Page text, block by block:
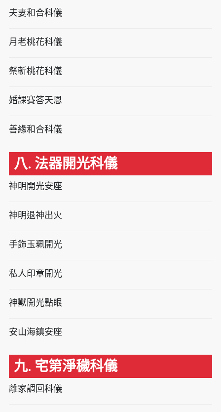
夫妻和合科儀
月老桃花科儀
祭斬桃花科儀
婚課賽答天恩
善緣和合科儀
八. 法器開光科儀
神明開光安座
神明退神出火
手飾玉珮開光
私人印章開光
神獸開光點眼
安山海鎮安座
九. 宅第淨穢科儀
離家調回科儀